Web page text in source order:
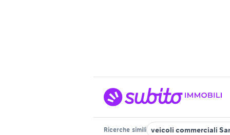
Ricerche simili veicoli commerciali